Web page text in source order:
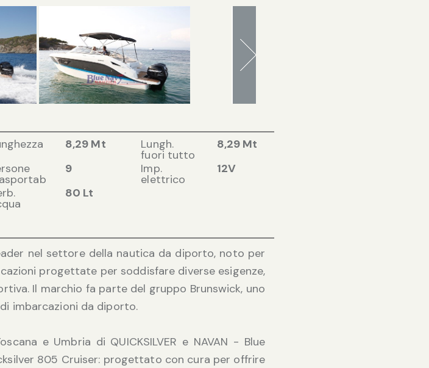
8,29 Mt Lungh.
fuori tutto
8,29 Mt
9 Imp.
elettrico
12V
80 Lt
nel settore della nautica da diporto, noto per
progettate per soddisfare diverse esigenze,
Il marchio fa parte del gruppo Brunswick, uno
imbarcazioni da diporto.
e Umbria di QUICKSILVER e NAVAN - Blue
805 Cruiser: progettato con cura per offrire